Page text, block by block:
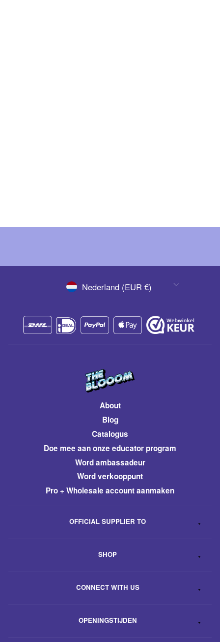
VALUTANederland (EUR €)
About
Blog
Catalogus
​Doe mee aan onze educator program
Word ambassadeur
​Word verkooppunt
Pro + Wholesale account aanmaken
OFFICIAL SUPPLIER TO
SHOP
CONNECT WITH US
OPENINGSTIJDEN